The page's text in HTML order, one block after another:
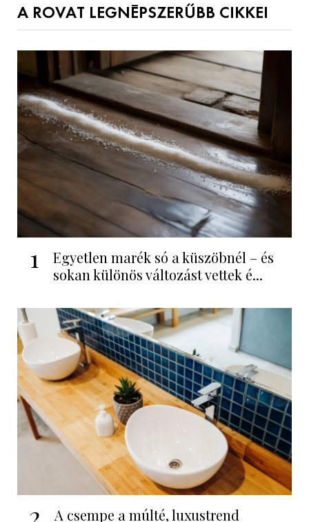
A ROVAT LEGNÉPSZERŰBB CIKKEI
1
Egyetlen marék só a küszöbnél – és
sokan különös változást vettek é...
2 A csempe a múlté, luxustrend